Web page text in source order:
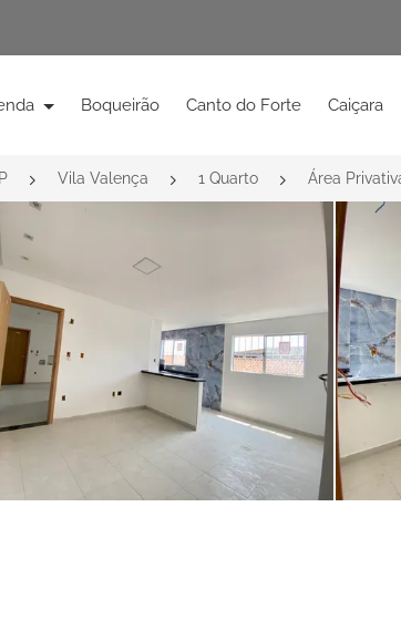
Boqueirão Canto do Forte Caiçara
Vila Valença 1 Quarto Área